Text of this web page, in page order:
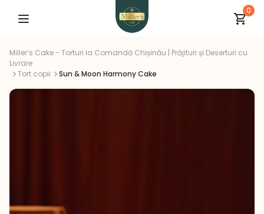
0
Miller’s Cake - Torturi la Comandă Chișinău | Prăjituri și Deserturi cu
Livrare
Tort copii
Sun & Moon Harmony Cake